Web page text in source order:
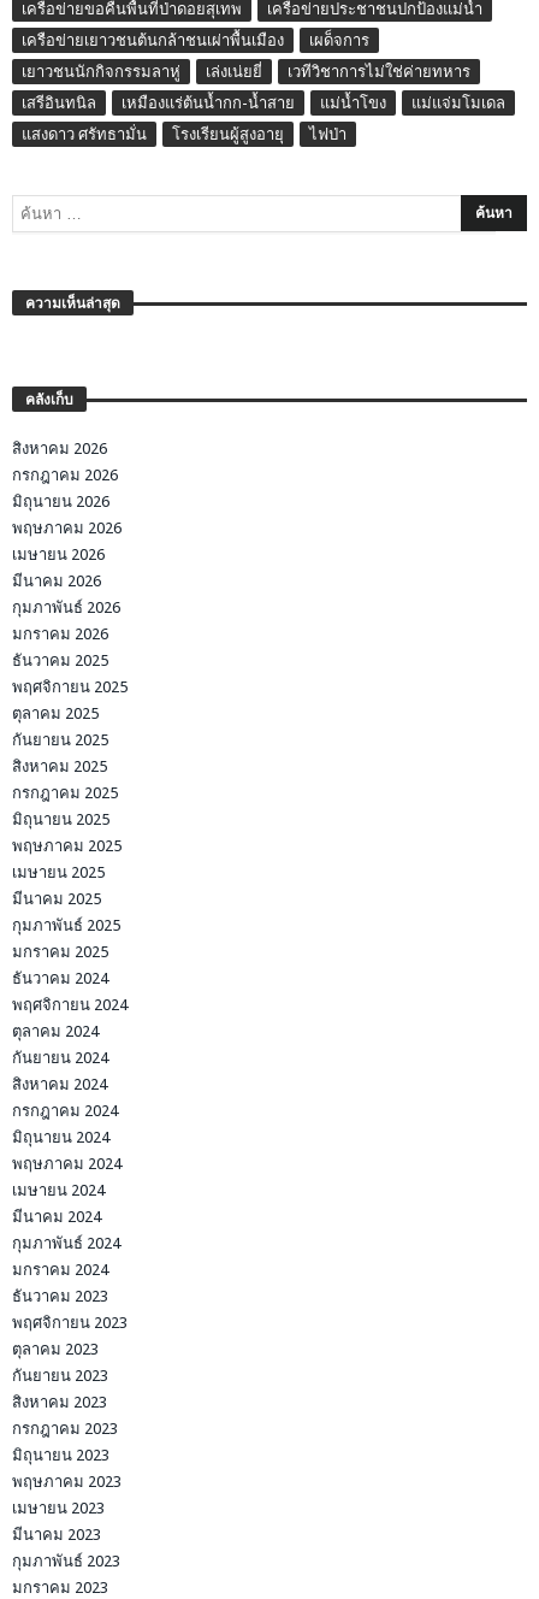
เครือข่ายขอคืนพื้นที่ป่าดอยสุเทพ
เครือข่ายประชาชนปกป้องแม่น้ำ
เครือข่ายเยาวชนต้นกล้าชนเผ่าพื้นเมือง
เผด็จการ
เยาวชนนักกิจกรรมลาหู่
เล่งเน่ยยี่
เวทีวิชาการไม่ใช่ค่ายทหาร
เสรีอินทนิล
เหมืองแร่ต้นน้ำกก-น้ำสาย แม่น้ำโขง
แม่แจ่มโมเดล
แสงดาว ศรัทธามั่น
โรงเรียนผู้สูงอายุ ไฟป่า
ความเห็นล่าสุด
คลังเก็บ
สิงหาคม 2026
กรกฎาคม 2026
มิถุนายน 2026
พฤษภาคม 2026
เมษายน 2026
มีนาคม 2026
กุมภาพันธ์ 2026
มกราคม 2026
ธันวาคม 2025
พฤศจิกายน 2025
ตุลาคม 2025
กันยายน 2025
สิงหาคม 2025
กรกฎาคม 2025
มิถุนายน 2025
พฤษภาคม 2025
เมษายน 2025
มีนาคม 2025
กุมภาพันธ์ 2025
มกราคม 2025
ธันวาคม 2024
พฤศจิกายน 2024
ตุลาคม 2024
กันยายน 2024
สิงหาคม 2024
กรกฎาคม 2024
มิถุนายน 2024
พฤษภาคม 2024
เมษายน 2024
มีนาคม 2024
กุมภาพันธ์ 2024
มกราคม 2024
ธันวาคม 2023
พฤศจิกายน 2023
ตุลาคม 2023
กันยายน 2023
สิงหาคม 2023
กรกฎาคม 2023
มิถุนายน 2023
พฤษภาคม 2023
เมษายน 2023
มีนาคม 2023
กุมภาพันธ์ 2023
มกราคม 2023